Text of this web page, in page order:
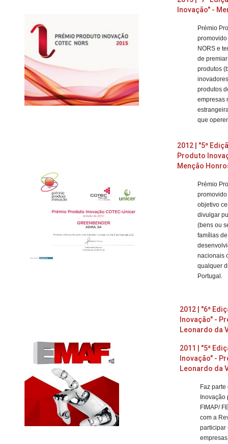
Inovação" -
Prémio
NORS e
de
produtos
produtos
empresas
que
2012 | "5ª
Produto
Menção
Prémio
objetivo
divulgar
(bens ou
famílias
nacionais
qualquer
Portugal.
2012 | "6ª
Inovação" -
Leonardo da
2011 | "5ª
Inovação" -
Leonardo da
Faz
Inovação
FIMAP/
com a
participar